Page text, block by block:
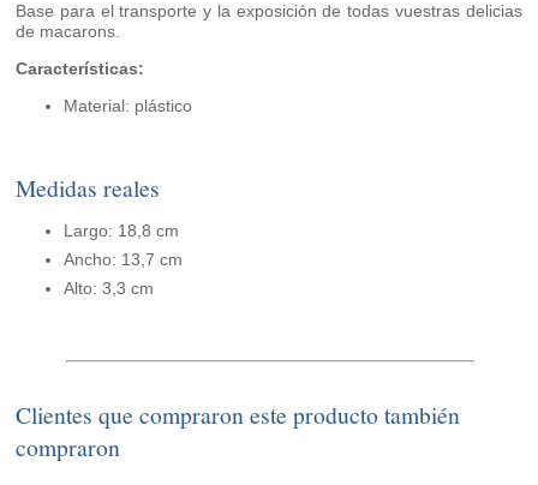
Base para el transporte y la exposición de todas vuestras delicias
de macarons.
Características:
Material: plástico
Medidas reales
Largo: 18,8 cm
Ancho: 13,7 cm
Alto: 3,3 cm
Clientes que compraron este producto también
compraron